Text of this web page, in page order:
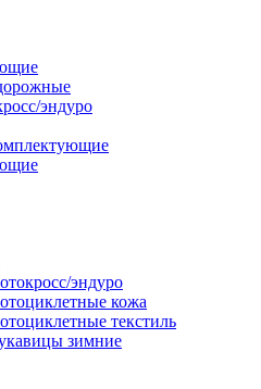
эндуро
эндуро
кожа
текстиль
зимние